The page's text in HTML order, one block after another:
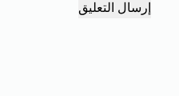
إرسال التعليق